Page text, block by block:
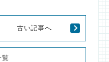
覧
古い記事へ